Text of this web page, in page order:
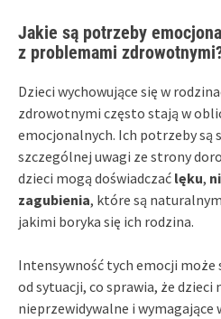
Jakie są potrzeby
z problemami
Dzieci wychowujące się w
zdrowotnymi często stają w
emocjonalnych. Ich potrzeby są
szczególnej uwagi ze strony
dzieci mogą doświadczać lęku,
zagubienia, które są
jakimi boryka się ich rodzina.
Intensywność tych emocji może
od sytuacji, co sprawia, że dzieci
nieprzewidywalne i